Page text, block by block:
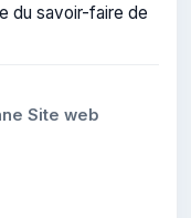
du savoir-faire de
Site web